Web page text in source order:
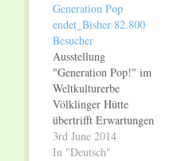
Generation Pop
endet_Bisher 82.800
Besucher
Ausstellung
"Generation Pop!" im
Weltkulturerbe
Völklinger Hütte
übertrifft Erwartungen
Bisher 82.800
Besucher – Noch bis
3rd June 2014
In "Deutsch"